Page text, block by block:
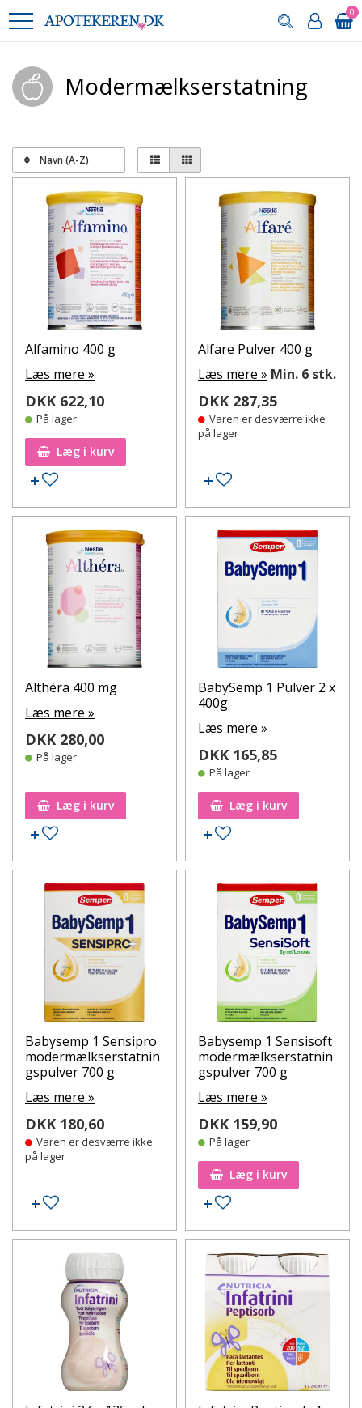
0
Modermælkserstatning
Navn (A-Z)
Alfamino 400 g
Læs mere »
DKK 622,10
På lager
Læg i kurv
Tilføj til ønskeseddel
Alfare Pulver 400 g
Læs mere » Min. 6 stk.
DKK 287,35
Varen er desværre ikke
på lager
Tilføj til ønskeseddel
Althéra 400 mg
Læs mere »
DKK 280,00
På lager
Læg i kurv
Tilføj til ønskeseddel
BabySemp 1 Pulver 2 x
400g
Læs mere »
DKK 165,85
På lager
Læg i kurv
Tilføj til ønskeseddel
Babysemp 1 Sensipro
modermælkserstatnin
gspulver 700 g
Læs mere »
DKK 180,60
Varen er desværre ikke
på lager
Tilføj til ønskeseddel
Babysemp 1 Sensisoft
modermælkserstatnin
gspulver 700 g
Læs mere »
DKK 159,90
På lager
Læg i kurv
Tilføj til ønskeseddel